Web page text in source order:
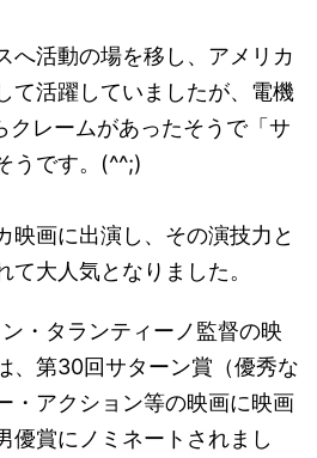
へ活動の場を移し、アメリカ
て活躍していましたが、電機
クレームがあったそうで「サ
うです。(^^;)
映画に出演し、その演技力と
大人気となりました。
・タランティーノ監督の映
、第30回サターン賞（優秀な
・アクション等の映画に映画
優賞にノミネートされまし